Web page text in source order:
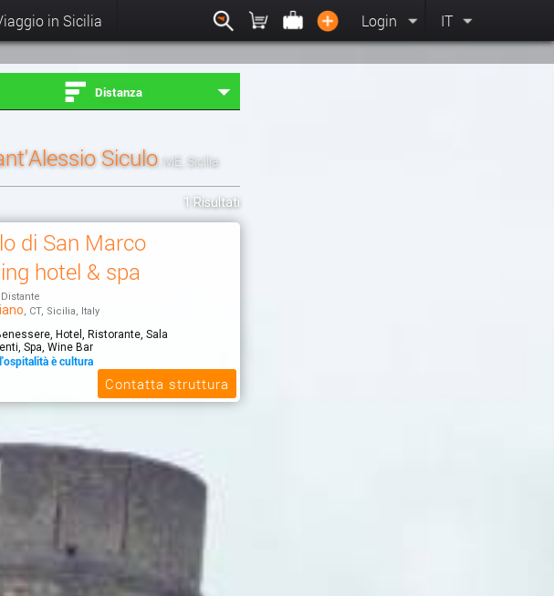
in Sicilia Login IT
Distanza
Siculo , ME, Sicilia
1 Risultati
di San Marco
hotel & spa
Distante
, CT, Sicilia, Italy
Hotel, Ristorante, Sala
Spa, Wine Bar
è cultura
di San Marco charming hotel & Spa,
in un parco di 4 ettari, a soli 100 metri
Contatta struttura